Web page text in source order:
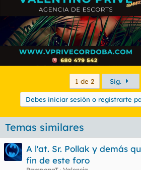
1 de 2 Sig.
Debes iniciar sesión o registrarte
Temas similares
A l'at. Sr. Pollak y demás
fin de este foro